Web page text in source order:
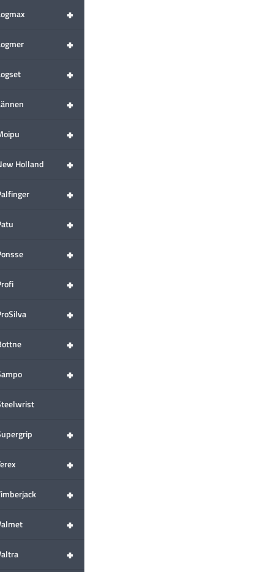
+
+
+
+
+
+
Holland
+
+
+
+
+
+
+
+
+
+
+
+